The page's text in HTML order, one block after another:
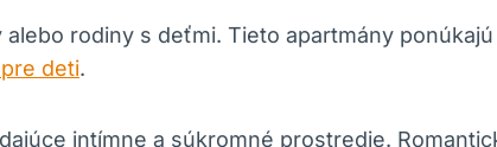
rodiny s deťmi. Tieto apartmány
deti.
intímne a súkromné prostredie.